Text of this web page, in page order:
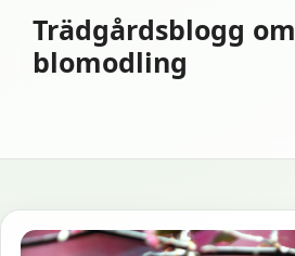
innehåll
Trädgårdsblogg om
blomodling